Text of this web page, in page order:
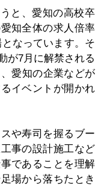
と、愛知の高校卒
知全体の求人倍率
なっています。そ
が7月に解禁される
愛知の企業などが
イベントが開かれ
や寿司を握るブー
事の設計施工など
であることを理解
場から落ちたとき